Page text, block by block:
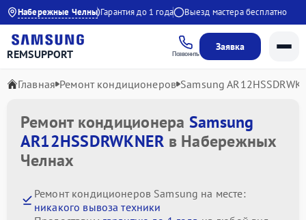
Набережные Челны
с 9:00 до 21:00 Гарантия до 1 года Выезд мастера бесплатно
REMSUPPORT Позвонить
Заявка
Главная Ремонт кондиционеров Samsung
Ремонт кондиционера Samsung
AR12HSSDRWKNER в Набережных
Челнах
Ремонт кондиционеров Samsung на месте:
никакого вывоза техники